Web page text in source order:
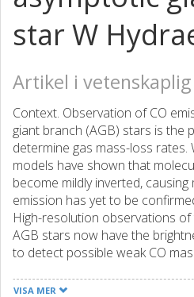
star W
Artikel i
Context. Observation of CO
giant branch (AGB) stars is the
determine gas mass-loss rates.
models have shown that
become mildly inverted,
emission has yet to be
High-resolution observations
AGB stars now have the
to detect possible weak CO
Atacama Large Millimeter/
VISA MER